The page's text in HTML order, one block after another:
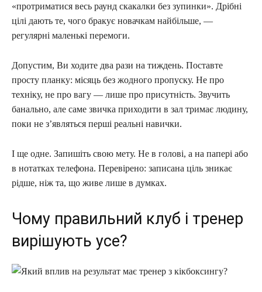
«протриматися весь раунд скакалки без зупинки». Дрібні
цілі дають те, чого бракує новачкам найбільше, —
регулярні маленькі перемоги.
Допустим, Ви ходите два рази на тиждень. Поставте
просту планку: місяць без жодного пропуску. Не про
техніку, не про вагу — лише про присутність. Звучить
банально, але саме звичка приходити в зал тримає людину,
поки не з’являться перші реальні навички.
І ще одне. Запишіть свою мету. Не в голові, а на папері або
в нотатках телефона. Перевірено: записана ціль зникає
рідше, ніж та, що живе лише в думках.
Чому правильний клуб і тренер
вирішують усе?